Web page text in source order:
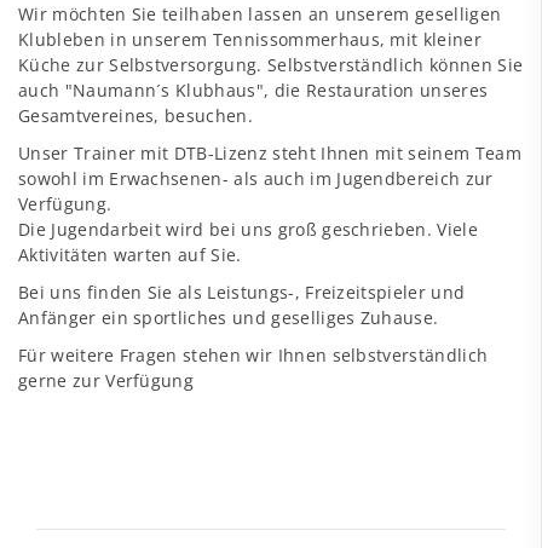
Wir möchten Sie teilhaben lassen an unserem geselligen
Klubleben in unserem Tennissommerhaus, mit kleiner
Küche zur Selbstversorgung. Selbstverständlich können Sie
auch "Naumann´s Klubhaus", die Restauration unseres
Gesamtvereines, besuchen.
Unser Trainer mit DTB-Lizenz steht Ihnen mit seinem Team
sowohl im Erwachsenen- als auch im Jugendbereich zur
Verfügung.
Die Jugendarbeit wird bei uns groß geschrieben. Viele
Aktivitäten warten auf Sie.
Bei uns finden Sie als Leistungs-, Freizeitspieler und
Anfänger ein sportliches und geselliges Zuhause.
Für weitere Fragen stehen wir Ihnen selbstverständlich
gerne zur Verfügung